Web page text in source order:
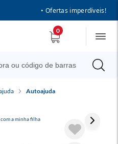
• Ofertas imperdíveis!
0
Autoajuda